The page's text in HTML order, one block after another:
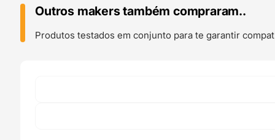
Assembly
(H2D
Outros makers também compraram..
Produtos testados em conjunto para te garantir